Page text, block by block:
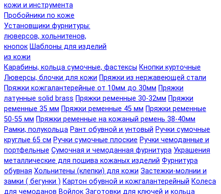
кожи и инструмента
Пробойники по коже
Установщики фурнитуры:
люверсов, хольнитенов,
кнопок Шаблоны для изделий
из кожи
Карабины, кольца сумочные, фастексы Кнопки курточные
Люверсы, блочки для кожи Пряжки из нержавеющей стали
Пряжки кожгалантерейные от 10мм до 30мм Пряжки
латунные solid brass Пряжки ременные 30-32мм Пряжки
ременные 35 мм Пряжки ременные 45 мм Пряжки ременные
50-55 мм Пряжки ременные на кожаный ремень 38-40мм
Рамки, полукольца Рант обувной и унтовый Ручки сумочные
круглые 65 см Ручки сумочные плоские Ручки чемоданные и
портфельные Сумочная и чемоданная фурнитура Украшения
металлические для пошива кожаных изделий Фурнитура
обувная Хольнитены (клепки) для кожи Застежки-молнии и
замки ( бегунки ) Картон обувной и кожгалантерейный Колеса
для чемоданов Войлок Заготовки для ключей и кольца